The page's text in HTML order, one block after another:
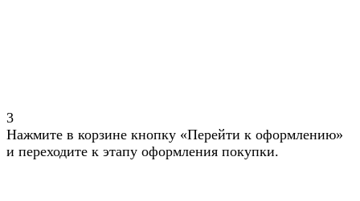
3
Нажмите в корзине кнопку «Перейти к оформлению»
и переходите к этапу оформления покупки.